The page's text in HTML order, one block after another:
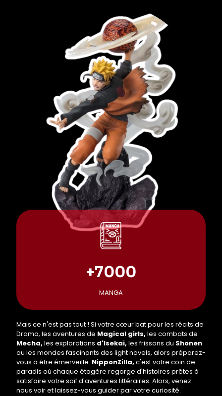
+7000
MANGA
Mais ce n'est pas tout ! Si votre cœur bat pour les récits de
Drama, les aventures de Magical girls, les combats de
Mecha, les explorations d'Isekai, les frissons du Shonen
ou les mondes fascinants des light novels, alors préparez-
vous à être émerveillé. NipponZilla, c'est votre coin de
paradis où chaque étagère regorge d'histoires prêtes à
satisfaire votre soif d'aventures littéraires. Alors, venez
nous voir et laissez-vous guider par votre curiosité.